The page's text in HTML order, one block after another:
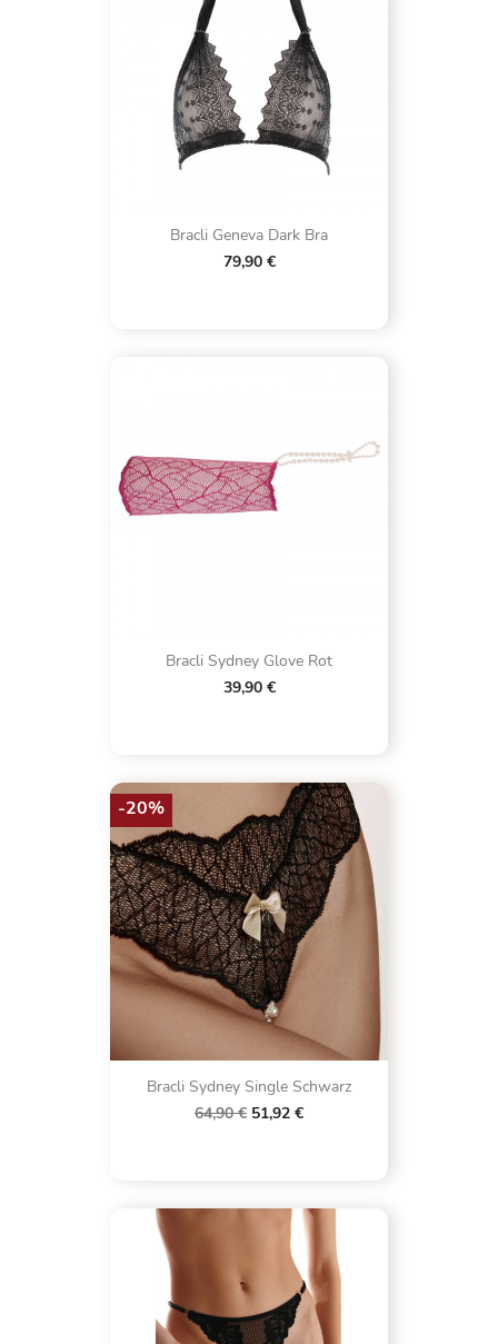
Bracli Geneva Dark Bra
79,90 €
Bracli Sydney Glove Rot
39,90 €
Bracli Sydney Single Schwarz
64,90 € 51,92 €
-20%